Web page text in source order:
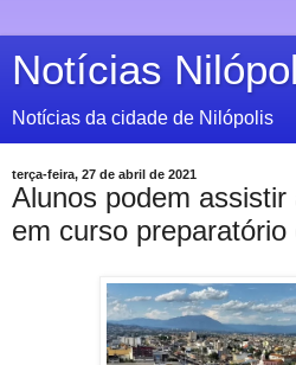
Notícias
Notícias da cidade de Nilópolis
terça-feira, 27 de abril de 2021
Alunos podem
em curso preparatório